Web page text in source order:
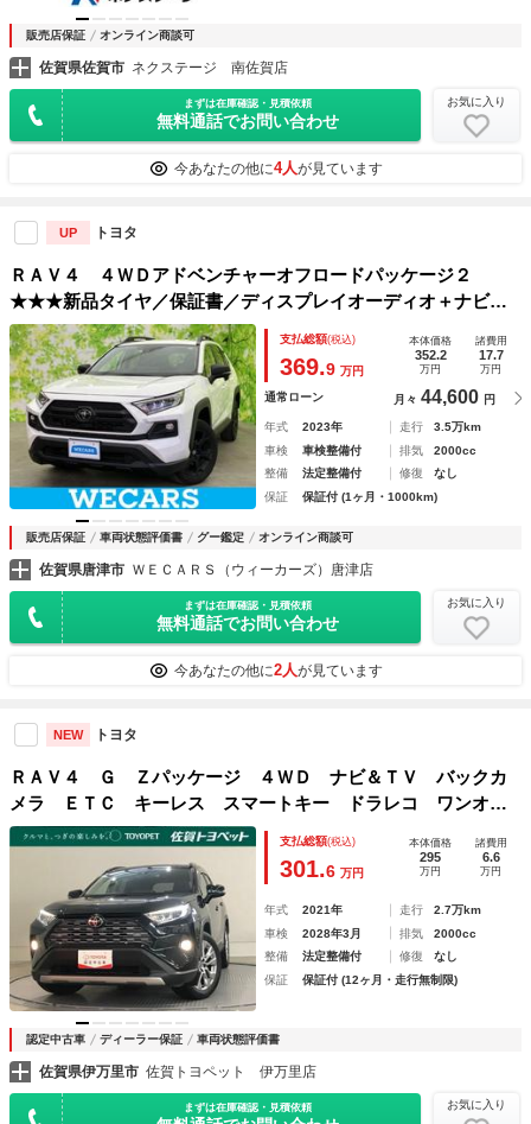
販売店保証 オンライン商談可
佐賀県佐賀市 ネクステージ 南佐賀店
まずは在庫確認・見積依頼
無料通話でお問い合わせ
お気に入り
今あなたの他に4人が見ています
UP トヨタ
ＲＡＶ４ ４ＷＤアドベンチャーオフロードパッケージ２
★★★新品タイヤ／保証書／ディスプレイオーディオ＋ナビ１
０インチ／デジタルインナーミラー／衝突安全装置／シートヒ
ーター／車線逸脱防止支援システム／シート 合皮／電動バッ
クドア
支払総額(税込)
369.9 万円
本体価格
352.2
万円
諸費用
17.7
万円
通常ローン 月々 44,600 円
年式 2023年 走行
3.5万km
車検
車検整備付 排気
2000cc
整備
法定整備付 修復
なし
保証
保証付 (1ヶ月・1000km)
販売店保証 車両状態評価書 グー鑑定 オンライン商談可
佐賀県唐津市 ＷＥＣＡＲＳ（ウィーカーズ）唐津店
まずは在庫確認・見積依頼
無料通話でお問い合わせ
お気に入り
今あなたの他に2人が見ています
NEW トヨタ
ＲＡＶ４ Ｇ Ｚパッケージ ４ＷＤ ナビ＆ＴＶ バックカ
メラ ＥＴＣ キーレス スマートキー ドラレコ ワンオー
ナー 安全装備 衝突被害軽減システム オートクルーズコン
支払総額(税込)
301.6 万円
本体価格
295
万円
諸費用
6.6
万円
年式 2021年 走行
2.7万km
車検
2028年3月 排気
2000cc
整備
法定整備付 修復
なし
保証
保証付 (12ヶ月・走行無制限)
認定中古車 ディーラー保証 車両状態評価書
佐賀県伊万里市 佐賀トヨペット 伊万里店
まずは在庫確認・見積依頼 お気に入り